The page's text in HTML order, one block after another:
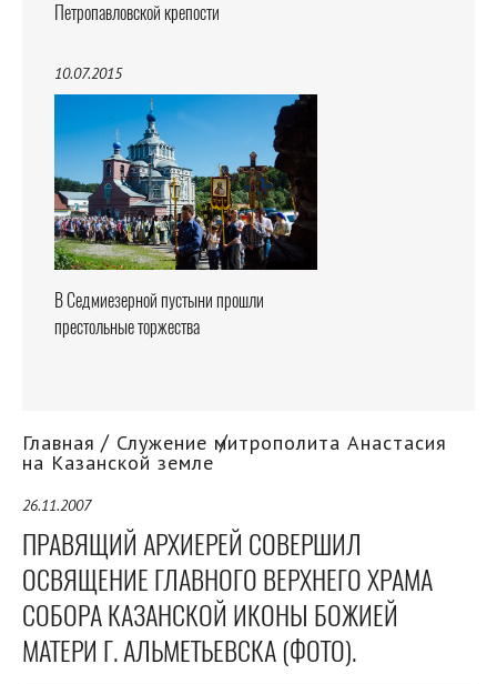
Петропавловской крепости
10.07.2015
В Седмиезерной пустыни прошли
престольные торжества
Главная Служение митрополита Анастасия
на Казанской земле
26.11.2007
ПРАВЯЩИЙ АРХИЕРЕЙ СОВЕРШИЛ
ОСВЯЩЕНИЕ ГЛАВНОГО ВЕРХНЕГО ХРАМА
СОБОРА КАЗАНСКОЙ ИКОНЫ БОЖИЕЙ
МАТЕРИ Г. АЛЬМЕТЬЕВСКА (ФОТО).